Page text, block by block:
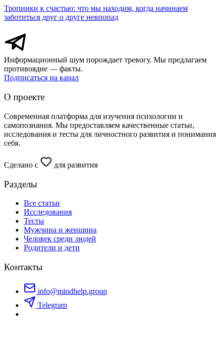
Тропинки к счастью: что мы находим, когда начинаем
заботиться друг о друге невпопад
Информационный шум порождает тревогу. Мы предлагаем
противоядие — факты.
Подписаться на канал
О проекте
Современная платформа для изучения психологии и
самопознания. Мы предоставляем качественные статьи,
исследования и тесты для личностного развития и понимания
себя.
Сделано с для развития
Разделы
Все статьи
Исследования
Тесты
Мужчина и женщина
Человек среди людей
Родители и дети
Контакты
info@mindhelp.group
Telegram